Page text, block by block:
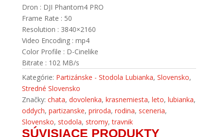
Dron : DJI Phantom4 PRO
Frame Rate : 50
Resolution : 3840×2160
Video Encoding : mp4
Color Profile : D-Cinelike
Bitrate : 102 MB/s
Kategórie: Partizánske - Stodola Lubianka, Slovensko,
Stredné Slovensko
Značky: chata, dovolenka, krasnemiesta, leto, lubianka,
oddych, partizanske, priroda, rodina, sceneria,
Slovensko, stodola, stromy,travnik
SÚVISIACE PRODUKTY